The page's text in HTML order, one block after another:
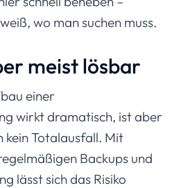
wo man suchen muss.
meist lösbar
einer
wirkt dramatisch, ist aber
kein Totalausfall. Mit
Backups und
lässt sich das Risiko